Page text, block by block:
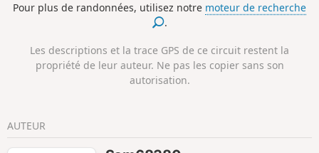
Pour plus de randonnées, utilisez notre moteur de recherche
.
Les descriptions et la trace GPS de ce circuit restent la
propriété de leur auteur. Ne pas les copier sans son
autorisation.
AUTEUR